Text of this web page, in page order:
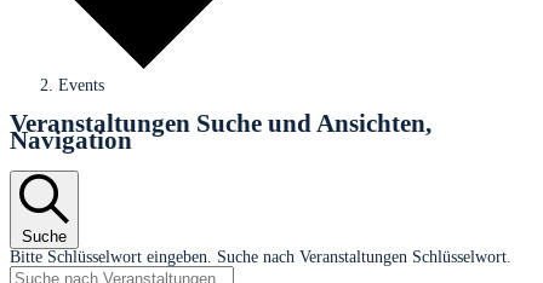
Events
Veranstaltungen
Veranstaltungen Suche und Ansichten,
Navigation
Suche
Bitte Schlüsselwort eingeben. Suche nach Veranstaltungen Schlüsselwort.